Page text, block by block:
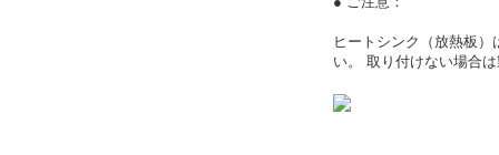
ヒートシンク（放熱板
い。 取り付けない場合